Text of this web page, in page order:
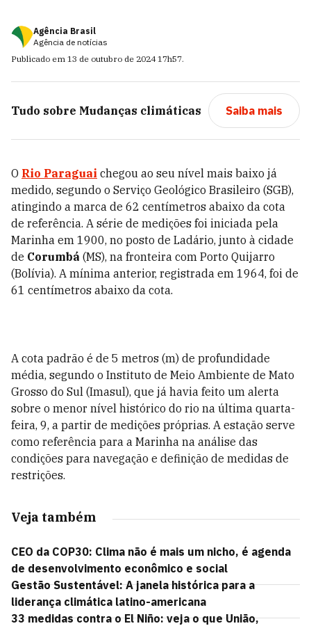
Agência Brasil
Agência de notícias
Publicado em 13 de outubro de 2024 17h57.
Tudo sobre Mudanças climáticas Saiba mais
O Rio Paraguai chegou ao seu nível mais baixo já
medido, segundo o Serviço Geológico Brasileiro (SGB),
atingindo a marca de 62 centímetros abaixo da cota
de referência. A série de medições foi iniciada pela
Marinha em 1900, no posto de Ladário, junto à cidade
de Corumbá (MS), na fronteira com Porto Quijarro
(Bolívia). A mínima anterior, registrada em 1964, foi de
61 centímetros abaixo da cota.
A cota padrão é de 5 metros (m) de profundidade
média, segundo o Instituto de Meio Ambiente de Mato
Grosso do Sul (Imasul), que já havia feito um alerta
sobre o menor nível histórico do rio na última quarta-
feira, 9, a partir de medições próprias. A estação serve
como referência para a Marinha na análise das
condições para navegação e definição de medidas de
restrições.
Veja também
CEO da COP30: Clima não é mais um nicho, é agenda
de desenvolvimento econômico e social
Gestão Sustentável: A janela histórica para a
liderança climática latino-americana
33 medidas contra o El Niño: veja o que União,